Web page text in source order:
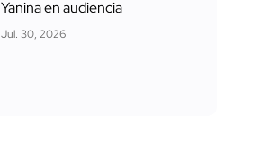
Yanina en audiencia
Jul. 30, 2026